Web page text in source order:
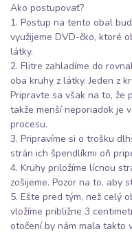
Ako postupovať?
1. Postup na tento obal
využijeme DVD-čko, ktoré
látky.
2. Flitre zahladíme do
oba kruhy z látky. Jeden z
Pripravte sa však na to, že
takže menší neporiadok je
procesu.
3. Pripravíme si o trošku
strán ich špendlíkmi oň
4. Kruhy priložíme lícnou
zošijeme. Pozor na to, aby
5. Ešte pred tým, než celý
vložíme približne 3
otočení by nám mala takto